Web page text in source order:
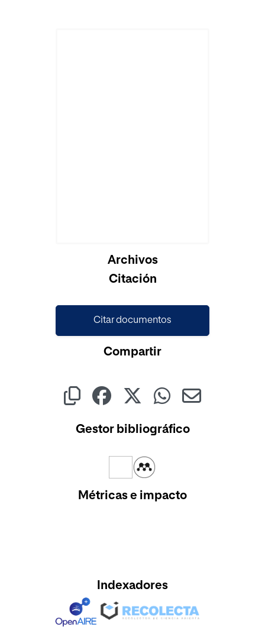
Archivos
Citación
Citar documentos
Compartir
Gestor bibliográfico
Métricas e impacto
Indexadores